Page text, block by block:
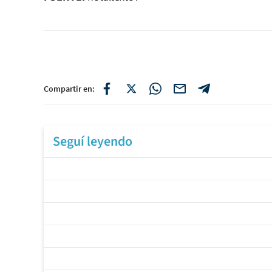
Compartir en:
Seguí leyendo